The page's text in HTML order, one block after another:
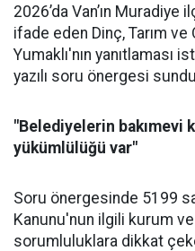
2026’da Van’ın
ifade eden Dinç, Tarım ve
Yumaklı'nın yanıtlaması
yazılı soru önergesi
"Belediyelerin bakımevi
yükümlülüğü var"
Soru önergesinde 5199
Kanunu'nun ilgili kurum
sorumluluklara dikkat